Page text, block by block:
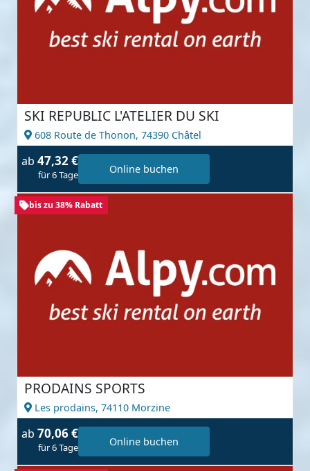
SKI REPUBLIC L'ATELIER DU SKI
608 Route de Thonon, 74390 Châtel
ab 47,32 €
für 6 Tage Online buchen
bis zu 38% Rabatt
PRODAINS SPORTS
Les prodains, 74110 Morzine
ab 70,06 €
für 6 Tage Online buchen